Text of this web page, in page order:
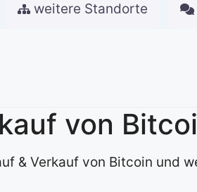
weitere Standorte
von
& Verkauf von Bitcoin und